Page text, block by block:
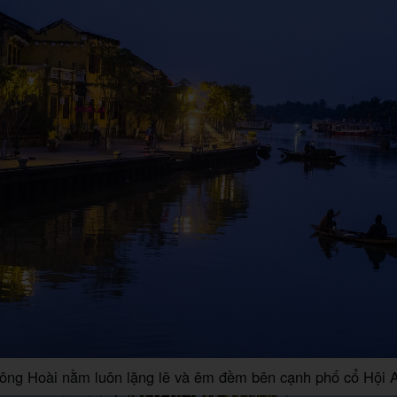
Hoài nằm luôn lặng lẽ và êm đềm bên cạnh phố cổ Hội